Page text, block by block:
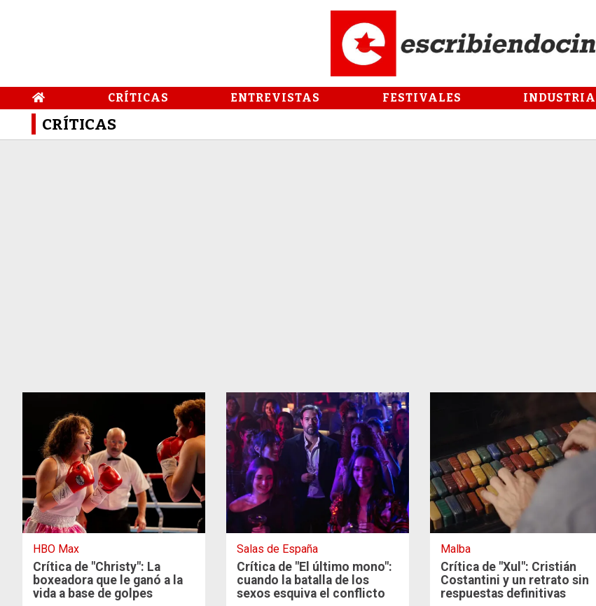
CRÍTICAS ENTREVISTAS FESTIVALES INDUSTRIA
CRÍTICAS
HBO Max
Crítica de "Christy": La
boxeadora que le ganó a la
vida a base de golpes
Salas de España
Crítica de "El último mono":
cuando la batalla de los
sexos esquiva el conflicto
Malba
Crítica de "Xul": Cristián
Costantini y un retrato sin
respuestas definitivas